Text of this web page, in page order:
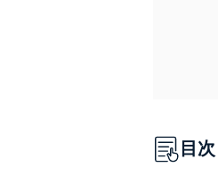
目次